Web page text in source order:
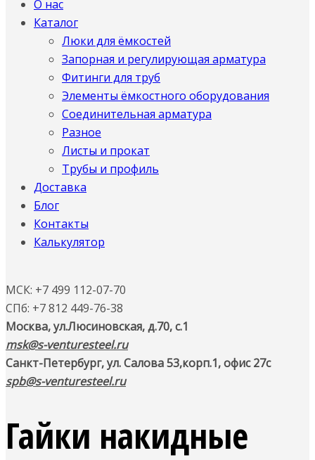
О нас
Каталог
Люки для ёмкостей
Запорная и регулирующая арматура
Фитинги для труб
Элементы ёмкостного оборудования
Соединительная арматура
Разное
Листы и прокат
Трубы и профиль
Доставка
Блог
Контакты
Калькулятор
МСК: +7 499 112-07-70
СПб: +7 812 449-76-38
Москва, ул.Люсиновская, д.70, с.1
msk@s-venturesteel.ru
Санкт-Петербург, ул. Салова 53,корп.1, офис 27с
spb@s-venturesteel.ru
Гайки накидные